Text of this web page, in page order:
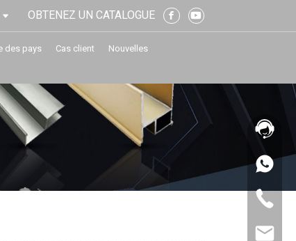
OBTENEZ UN CATALOGUE
des pays Cas client
Nouvelles